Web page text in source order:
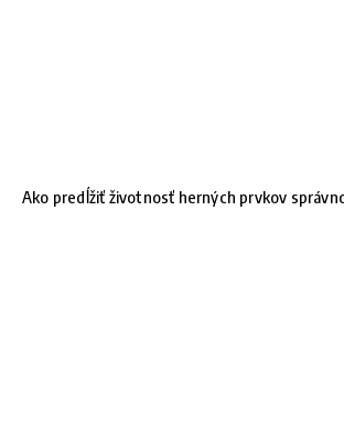
Ako predĺžiť životnosť herných prvkov